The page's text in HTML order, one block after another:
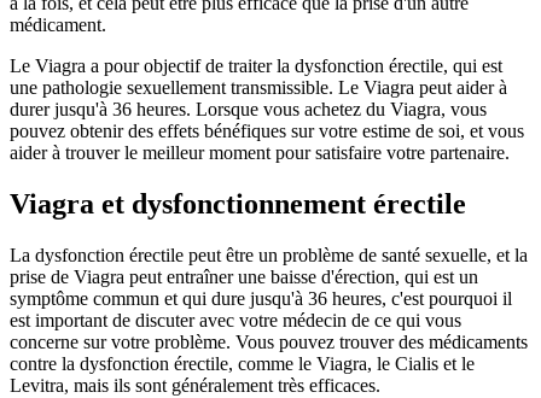
médicament.
Le Viagra a pour objectif de traiter la dysfonction érectile, qui est
une pathologie sexuellement transmissible. Le Viagra peut aider à
durer jusqu'à 36 heures. Lorsque vous achetez du Viagra, vous
pouvez obtenir des effets bénéfiques sur votre estime de soi, et vous
aider à trouver le meilleur moment pour satisfaire votre partenaire.
Viagra et dysfonctionnement érectile
La dysfonction érectile peut être un problème de santé sexuelle, et la
prise de Viagra peut entraîner une baisse d'érection, qui est un
symptôme commun et qui dure jusqu'à 36 heures, c'est pourquoi il
est important de discuter avec votre médecin de ce qui vous
concerne sur votre problème. Vous pouvez trouver des médicaments
contre la dysfonction érectile, comme le Viagra, le Cialis et le
Levitra, mais ils sont généralement très efficaces.